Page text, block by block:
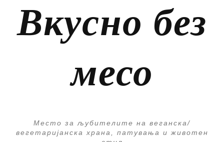
Вкусно без
месо
Место за љубителите на веганска/
вегетаријанска храна, патувања и животен